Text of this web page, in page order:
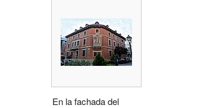
En la fachada del